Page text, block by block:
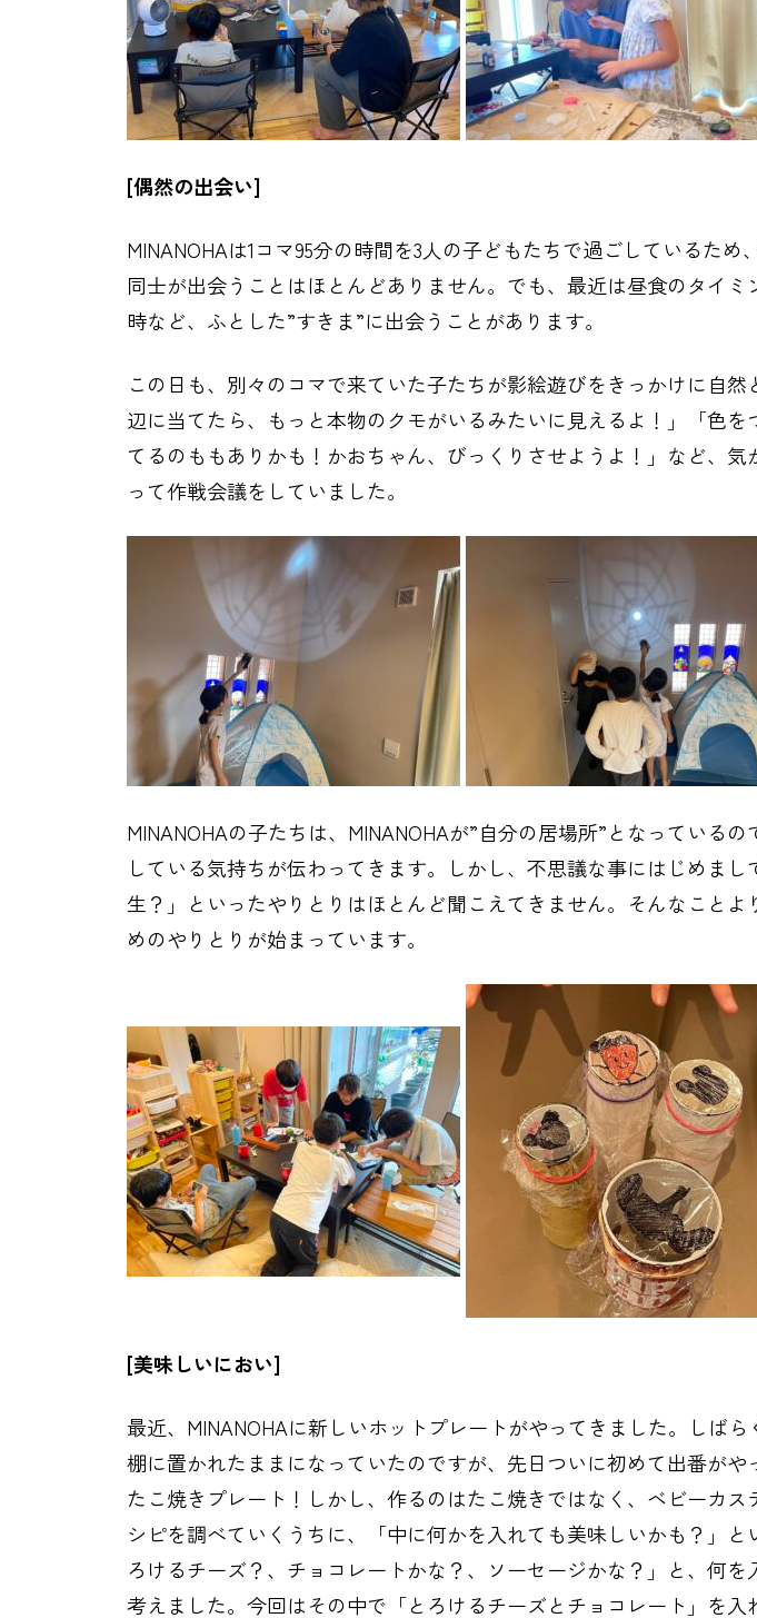
[偶然の出会い]
MINANOHAは1コマ95分の時間を3人の子どもたちで過ごしているた
同士が出会うことはほとんどありません。でも、最近は昼食のタイ
時など、ふとした”すきま”に出会うことがあります。
この日も、別々のコマで来ていた子たちが影絵遊びをきっかけに自
辺に当てたら、もっと本物のクモがいるみたいに見えるよ！」「色
てるのももありかも！かおちゃん、びっくりさせようよ！」など、
って作戦会議をしていました。
MINANOHAの子たちは、MINANOHAが”自分の居場所”となっている
している気持ちが伝わってきます。しかし、不思議な事にはじめま
生？」といったやりとりはほとんど聞こえてきません。そんなことよ
めのやりとりが始まっています。
[美味しいにおい]
最近、MINANOHAに新しいホットプレートがやってきました。しば
棚に置かれたままになっていたのですが、先日ついに初めて出番がや
たこ焼きプレート！しかし、作るのはたこ焼きではなく、ベビーカ
シピを調べていくうちに、「中に何かを入れても美味しいかも？」と
ろけるチーズ？、チョコレートかな？、ソーセージかな？」と、何
考えました。今回はその中で「とろけるチーズとチョコレート」を入